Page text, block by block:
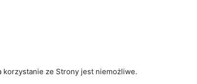
korzystanie ze Strony jest niemożliwe.